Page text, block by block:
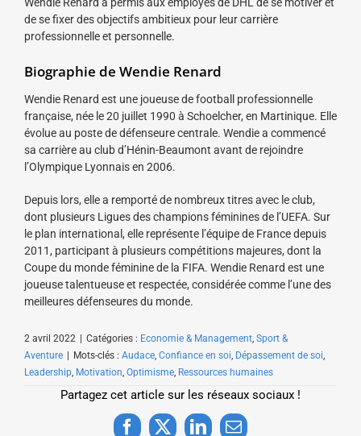
de se fixer des objectifs ambitieux pour leur carrière
professionnelle et personnelle.
Biographie de Wendie Renard
Wendie Renard est une joueuse de football professionnelle
française, née le 20 juillet 1990 à Schoelcher, en Martinique. Elle
évolue au poste de défenseure centrale. Wendie a commencé
sa carrière au club d’Hénin-Beaumont avant de rejoindre
l’Olympique Lyonnais en 2006.
Depuis lors, elle a remporté de nombreux titres avec le club,
dont plusieurs Ligues des champions féminines de l’UEFA. Sur
le plan international, elle représente l’équipe de France depuis
2011, participant à plusieurs compétitions majeures, dont la
Coupe du monde féminine de la FIFA. Wendie Renard est une
joueuse talentueuse et respectée, considérée comme l’une des
meilleures défenseures du monde.
2 avril 2022 | Catégories : Economie & Management Sport &
Aventure | Mots-clés : Audace Confiance en soi Dépassement de soi
Leadership Motivation Optimisme Ressources humaines
Partagez cet article sur les réseaux sociaux !